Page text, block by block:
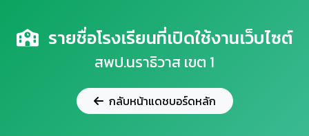
รายชื่อโรงเรียนที่เปิดใช้งานเว็บไซต์
สพป.นราธิวาส เขต 1
กลับหน้าแดชบอร์ดหลัก